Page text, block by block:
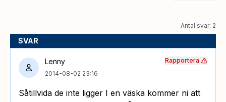
Antal svar: 2
SVAR
Lenny
2014-08-02 23:16
Såtillvida de inte ligger I en väska kommer ni att
Rapportera